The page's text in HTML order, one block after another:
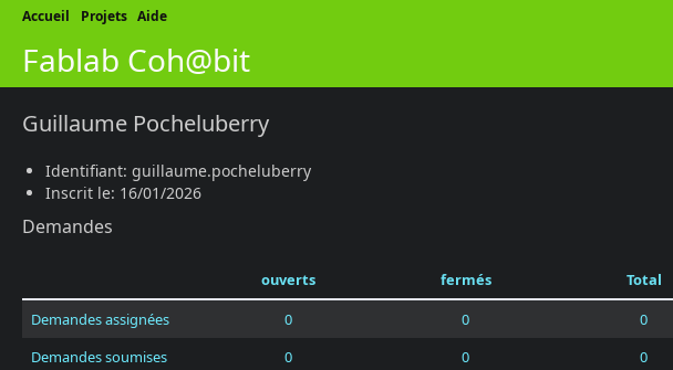
Accueil Projets Aide
Fablab Coh@bit
Guillaume Pocheluberry
Identifiant: guillaume.pocheluberry
Inscrit le: 16/01/2026
Demandes
ouverts fermés
Total
Demandes assignées
0 0
0
Demandes soumises
0 0 0